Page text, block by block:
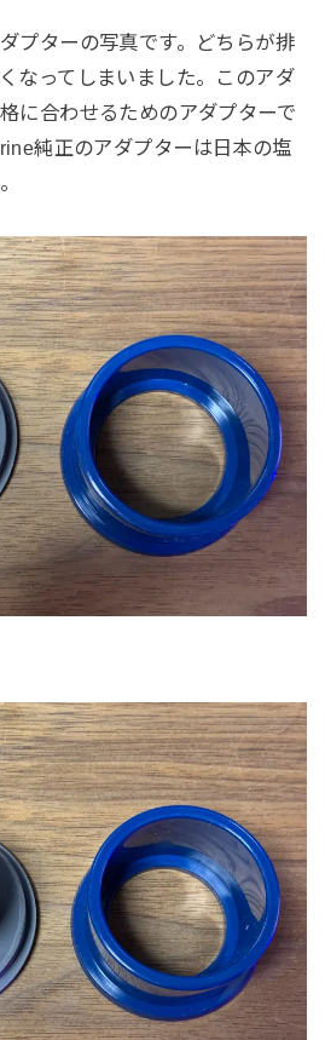
プターの写真です。どちらが排
なってしまいました。このアダ
に合わせるためのアダプターで
純正のアダプターは日本の塩